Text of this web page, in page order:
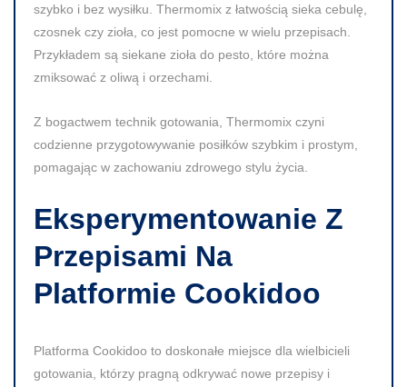
szybko i bez wysiłku. Thermomix z łatwością sieka cebulę,
czosnek czy zioła, co jest pomocne w wielu przepisach.
Przykładem są siekane zioła do pesto, które można
zmiksować z oliwą i orzechami.
Z bogactwem technik gotowania, Thermomix czyni
codzienne przygotowywanie posiłków szybkim i prostym,
pomagając w zachowaniu zdrowego stylu życia.
Eksperymentowanie Z
Przepisami Na
Platformie Cookidoo
Platforma Cookidoo to doskonałe miejsce dla wielbicieli
gotowania, którzy pragną odkrywać nowe przepisy i